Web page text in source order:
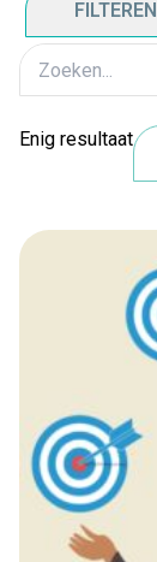
FILTEREN
Enig resultaat